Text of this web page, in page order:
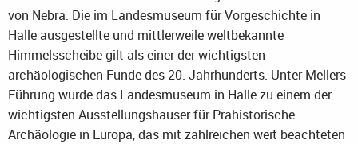
von Nebra. Die im Landesmuseum für Vorgeschichte in
Halle ausgestellte und mittlerweile weltbekannte
Himmelsscheibe gilt als einer der wichtigsten
archäologischen Funde des 20. Jahrhunderts. Unter Mellers
Führung wurde das Landesmuseum in Halle zu einem der
wichtigsten Ausstellungshäuser für Prähistorische
Archäologie in Europa, das mit zahlreichen weit beachteten